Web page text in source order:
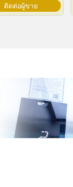
ติดต่อผู้ขาย